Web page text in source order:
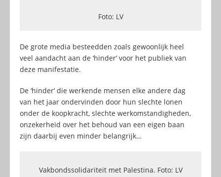
Foto: LV
De grote media besteedden zoals gewoonlijk heel
veel aandacht aan de ‘hinder’ voor het publiek van
deze manifestatie.
De ‘hinder’ die werkende mensen elke andere dag
van het jaar ondervinden door hun slechte lonen
onder de koopkracht, slechte werkomstandigheden,
onzekerheid over het behoud van een eigen baan
zijn daarbij even minder belangrijk…
Vakbondssolidariteit met Palestina. Foto: LV